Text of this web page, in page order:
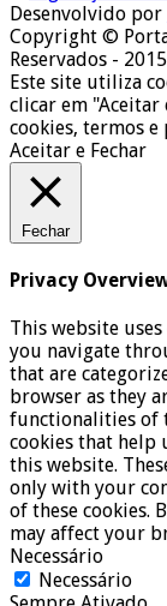
Desenvolvido por
Copyright ©
Reservados -
Este site utiliza
clicar em "Aceitar
cookies, termos
Aceitar e Fechar
Fechar
Privacy
This website
you navigate
that are
browser as they
functionalities of
cookies that help
this website.
only with your
of these cookies.
may affect your
Necessário
Necessário